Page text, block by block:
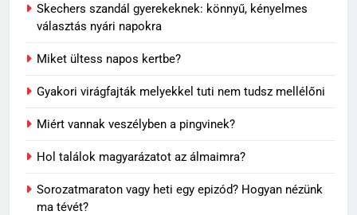
Skechers szandál gyerekeknek: könnyű, kényelmes
választás nyári napokra
Miket ültess napos kertbe?
Gyakori virágfajták melyekkel tuti nem tudsz mellélőni
Miért vannak veszélyben a pingvinek?
Hol találok magyarázatot az álmaimra?
Sorozatmaraton vagy heti egy epizód? Hogyan nézünk
ma tévét?